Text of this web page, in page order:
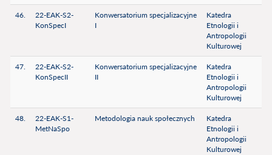
46.
22-EAK-S2-
KonSpecI
Konwersatorium specjalizacyjne
I
Katedra
Etnologii i
Antropologii
Kulturowej
47.
22-EAK-S2-
KonSpecII
Konwersatorium specjalizacyjne
II
Katedra
Etnologii i
Antropologii
Kulturowej
48.
22-EAK-S1-
MetNaSpo
Metodologia nauk społecznych
Katedra
Etnologii i
Antropologii
Kulturowej